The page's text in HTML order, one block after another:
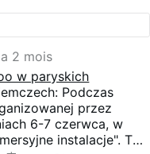
controversa cerimónia
de Paris 2024.
pelo
apresentava
sussurros,
os organizadores
de "ideias
da realidade" e
No interior das
vudu, figuras
2 mois
w paryskich
Podczas
przez
6-7 czerwca, w
instalacje". To